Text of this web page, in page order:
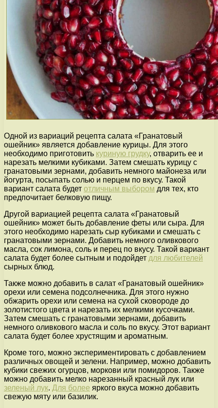
Одной из вариаций рецепта салата «Гранатовый
ошейник» является добавление курицы. Для этого
необходимо приготовить куриную грудку, отварить ее и
нарезать мелкими кубиками. Затем смешать курицу с
гранатовыми зернами, добавить немного майонеза или
йогурта, посыпать солью и перцем по вкусу. Такой
вариант салата будет отличным выбором для тех, кто
предпочитает белковую пищу.
Другой вариацией рецепта салата «Гранатовый
ошейник» может быть добавление феты или сыра. Для
этого необходимо нарезать сыр кубиками и смешать с
гранатовыми зернами. Добавить немного оливкового
масла, сок лимона, соль и перец по вкусу. Такой вариант
салата будет более сытным и подойдет для любителей
сырных блюд.
Также можно добавить в салат «Гранатовый ошейник»
орехи или семена подсолнечника. Для этого нужно
обжарить орехи или семена на сухой сковороде до
золотистого цвета и нарезать их мелкими кусочками.
Затем смешать с гранатовыми зернами, добавить
немного оливкового масла и соль по вкусу. Этот вариант
салата будет более хрустящим и ароматным.
Кроме того, можно экспериментировать с добавлением
различных овощей и зелени. Например, можно добавить
кубики свежих огурцов, моркови или помидоров. Также
можно добавить мелко нарезанный красный лук или
зеленый лук. Для более яркого вкуса можно добавить
свежую мяту или базилик.